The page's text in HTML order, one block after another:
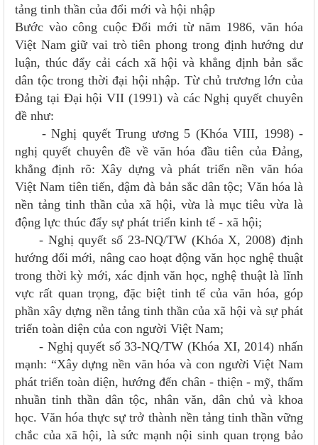
tảng tinh thần của đổi mới và hội nhập
Bước vào công cuộc Đổi mới từ năm 1986, văn hóa
Việt Nam giữ vai trò tiên phong trong định hướng dư
luận, thúc đẩy cải cách xã hội và khẳng định bản sắc
dân tộc trong thời đại hội nhập. Từ chủ trương lớn của
Đảng tại Đại hội VII (1991) và các Nghị quyết chuyên
đề như:
- Nghị quyết Trung ương 5 (Khóa VIII, 1998) -
nghị quyết chuyên đề về văn hóa đầu tiên của Đảng,
khẳng định rõ: Xây dựng và phát triển nền văn hóa
Việt Nam tiên tiến, đậm đà bản sắc dân tộc; Văn hóa là
nền tảng tinh thần của xã hội, vừa là mục tiêu vừa là
động lực thúc đẩy sự phát triển kinh tế - xã hội;
- Nghị quyết số 23-NQ/TW (Khóa X, 2008) định
hướng đổi mới, nâng cao hoạt động văn học nghệ thuật
trong thời kỳ mới, xác định văn học, nghệ thuật là lĩnh
vực rất quan trọng, đặc biệt tinh tế của văn hóa, góp
phần xây dựng nền tảng tinh thần của xã hội và sự phát
triển toàn diện của con người Việt Nam;
- Nghị quyết số 33-NQ/TW (Khóa XI, 2014) nhấn
mạnh: “Xây dựng nền văn hóa và con người Việt Nam
phát triển toàn diện, hướng đến chân - thiện - mỹ, thấm
nhuần tinh thần dân tộc, nhân văn, dân chủ và khoa
học. Văn hóa thực sự trở thành nền tảng tinh thần vững
chắc của xã hội, là sức mạnh nội sinh quan trọng bảo